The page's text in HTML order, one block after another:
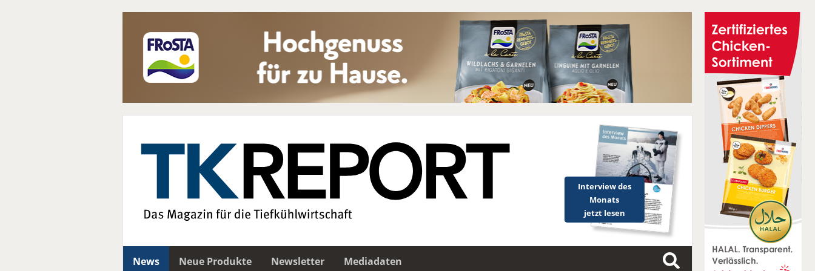
Interview des
Monats
jetzt lesen
News Neue Produkte Newsletter
Mediadaten